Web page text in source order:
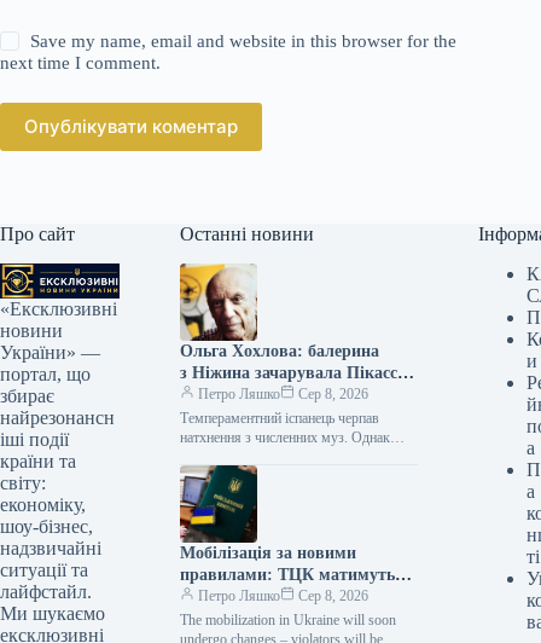
Save my name, email and website in this browser for the
next time I comment.
Опублікувати коментар
Про сайт
«Ексклюзивні
новини
України» —
портал, що
збирає
найрезонансн
іші події
країни та
світу:
економіку,
шоу-бізнес,
надзвичайні
ситуації та
лайфстайл.
Ми шукаємо
ексклюзивні
Останні новини
Ольга Хохлова: балерина
з Ніжина зачарувала Пікассо,
а він зруйнував її долю —
розповідь про зраду
Петро Ляшко
Сер 8, 2026
Темпераментний іспанець черпав
натхнення з численних муз. Однак
офіційною дружиною була уродженка
Ніжина Ольга…
Мобілізація за новими
правилами: ТЦК матимуть
доступ до даних усіх
чоловіків, навіть тих, хто
Петро Ляшко
Сер 8, 2026
The mobilization in Ukraine will soon
undergo changes – violators will be
и
а
а
ті